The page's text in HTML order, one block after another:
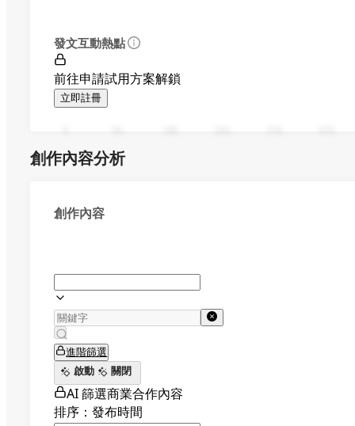
發文互動熱點
前往申請試用方案解鎖
立即註冊
創作內容分析
創作內容
進階篩選
啟動
關閉
AI 篩選商業合作內容
排序：發布時間